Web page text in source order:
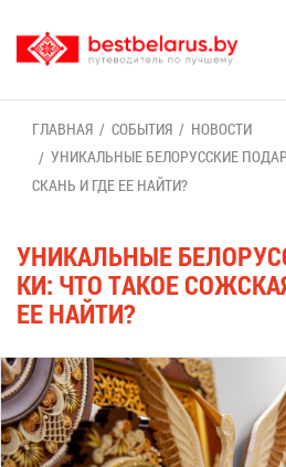
ГЛАВ­НАЯ СО­БЫ­ТИЯ
НО­ВО­СТИ
УНИ­КАЛЬ­НЫЕ БЕ­ЛО­РУС­СКИЕ
СКАНЬ И ГДЕ ЕЕ НАЙ­ТИ?
УНИ­КАЛЬ­НЫЕ
КИ: ЧТО ТА­КОЕ
ЕЕ НАЙ­ТИ?